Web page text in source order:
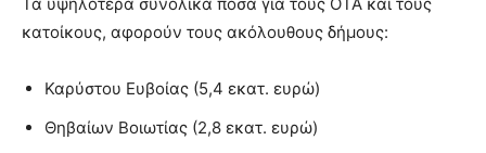
κατοίκους, αφορούν τους ακόλουθους δήμους:
Καρύστου Ευβοίας (5,4 εκατ. ευρώ)
Θηβαίων Βοιωτίας (2,8 εκατ. ευρώ)